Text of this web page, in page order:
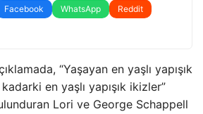
Facebook WhatsApp
Reddit
“Yaşayan en yaşlı yapışık
en yaşlı yapışık ikizler”
Lori ve George Schappell